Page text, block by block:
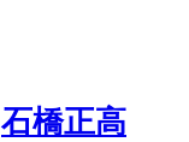
石橋正高